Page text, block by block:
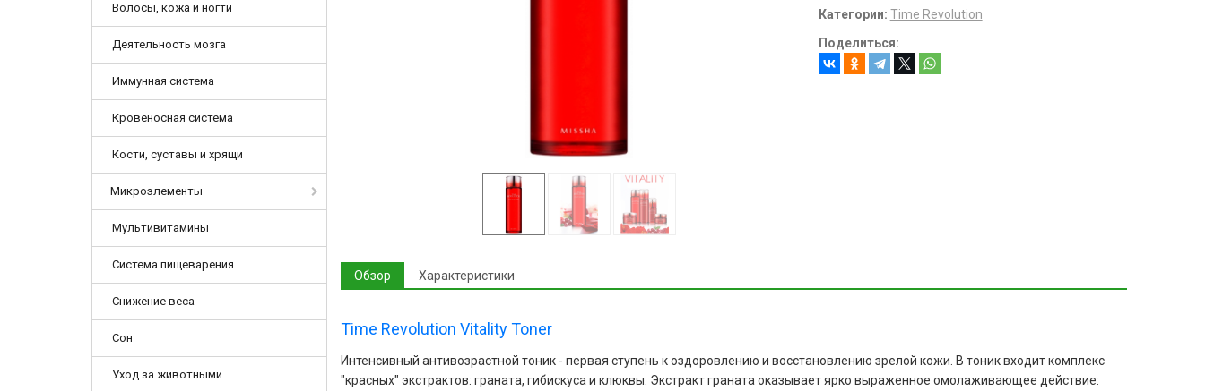
Волосы, кожа и ногти
Деятельность мозга
Иммунная система
Кровеносная система
Кости, суставы и хрящи
Микроэлементы
Мультивитамины
Система пищеварения
Снижение веса
Сон
Уход за животными
Категории: Time Revolution
Поделиться:
Обзор Характеристики
Time Revolution Vitality Toner
Интенсивный антивозрастной тоник - первая ступень к оздоровлению и восстановлению зрелой кожи. В тоник входит комплекс
"красных" экстрактов: граната, гибискуса и клюквы. Экстракт граната оказывает ярко выраженное омолаживающее действие: